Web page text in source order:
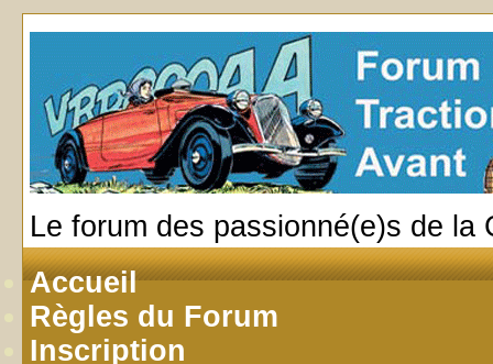
Le forum des passionné(e)s de la
Accueil
Règles du Forum
Inscription